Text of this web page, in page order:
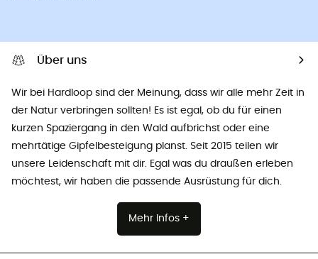
Über uns
Wir bei Hardloop sind der Meinung, dass wir alle mehr Zeit in
der Natur verbringen sollten! Es ist egal, ob du für einen
kurzen Spaziergang in den Wald aufbrichst oder eine
mehrtätige Gipfelbesteigung planst. Seit 2015 teilen wir
unsere Leidenschaft mit dir. Egal was du draußen erleben
möchtest, wir haben die passende Ausrüstung für dich.
Mehr Infos +